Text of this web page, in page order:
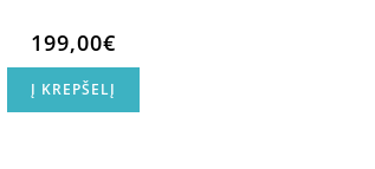
199,00€
Į KREPŠELĮ